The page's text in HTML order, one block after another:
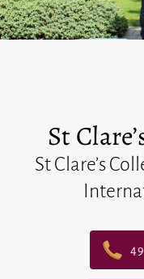
St
St Clare’s